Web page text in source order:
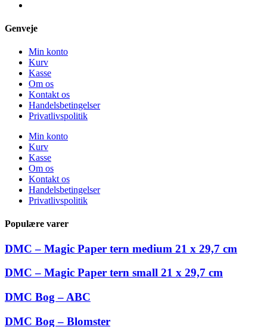
Genveje
Min konto
Kurv
Kasse
Om os
Kontakt os
Handelsbetingelser
Privatlivspolitik
Min konto
Kurv
Kasse
Om os
Kontakt os
Handelsbetingelser
Privatlivspolitik
Populære varer
DMC – Magic Paper tern medium 21 x 29,7 cm
DMC – Magic Paper tern small 21 x 29,7 cm
DMC Bog – ABC
DMC Bog – Blomster